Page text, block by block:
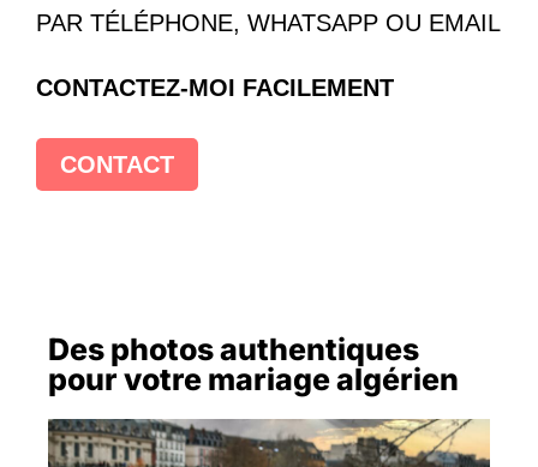
PAR TÉLÉPHONE, WHATSAPP OU EMAIL
CONTACTEZ-MOI FACILEMENT
CONTACT
Des photos authentiques
pour votre mariage algérien